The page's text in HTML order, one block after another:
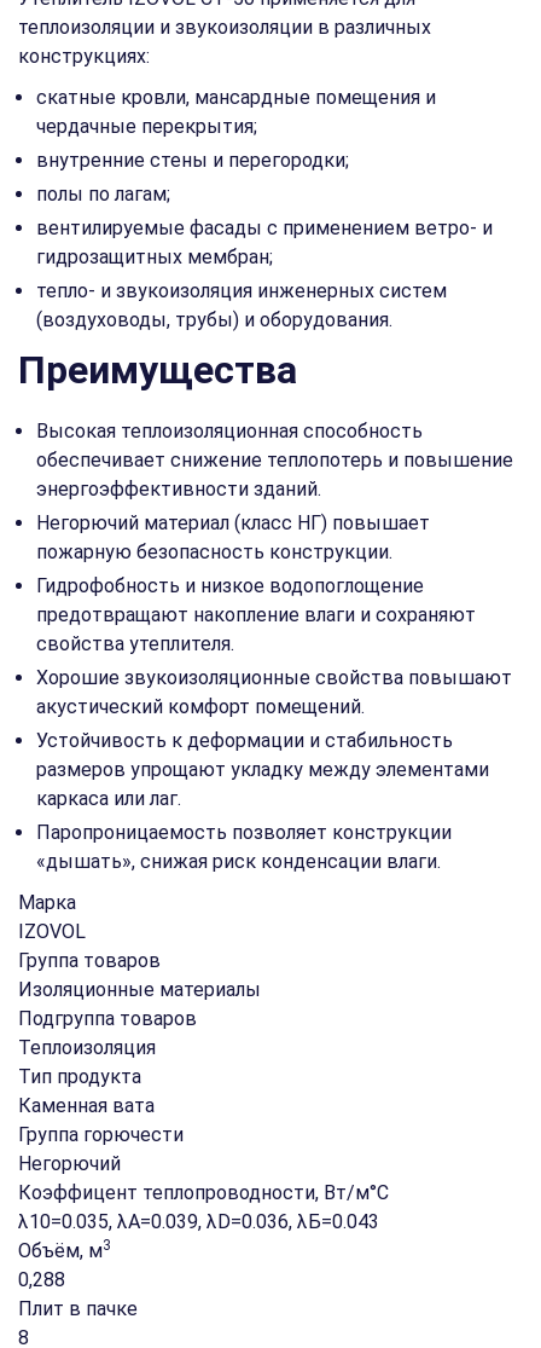
теплоизоляции и звукоизоляции в различных
конструкциях:
скатные кровли, мансардные помещения и
чердачные перекрытия;
внутренние стены и перегородки;
полы по лагам;
вентилируемые фасады с применением ветро‑ и
гидрозащитных мембран;
тепло‑ и звукоизоляция инженерных систем
(воздуховоды, трубы) и оборудования.
Преимущества
Высокая теплоизоляционная способность
обеспечивает снижение теплопотерь и повышение
энергоэффективности зданий.
Негорючий материал (класс НГ) повышает
пожарную безопасность конструкции.
Гидрофобность и низкое водопоглощение
предотвращают накопление влаги и сохраняют
свойства утеплителя.
Хорошие звукоизоляционные свойства повышают
акустический комфорт помещений.
Устойчивость к деформации и стабильность
размеров упрощают укладку между элементами
каркаса или лаг.
Паропроницаемость позволяет конструкции
«дышать», снижая риск конденсации влаги.
Марка
IZOVOL
Группа товаров
Изоляционные материалы
Подгруппа товаров
Теплоизоляция
Тип продукта
Каменная вата
Группа горючести
Негорючий
Коэффицент теплопроводности, Вт/м°С
λ10=0.035, λA=0.039, λD=0.036, λБ=0.043
Объём, м3
0,288
Плит в пачке
8